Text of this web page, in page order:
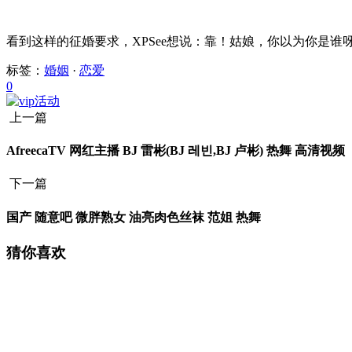
看到这样的征婚要求，XPSee想说：靠！姑娘，你以为你是谁
标签： 婚姻 · 恋爱
0
上一篇
AfreecaTV 网红主播 BJ 雷彬(BJ 레빈,BJ 卢彬) 热舞 高清视频
下一篇
国产 随意吧 微胖熟女 油亮肉色丝袜 范姐 热舞
猜你喜欢